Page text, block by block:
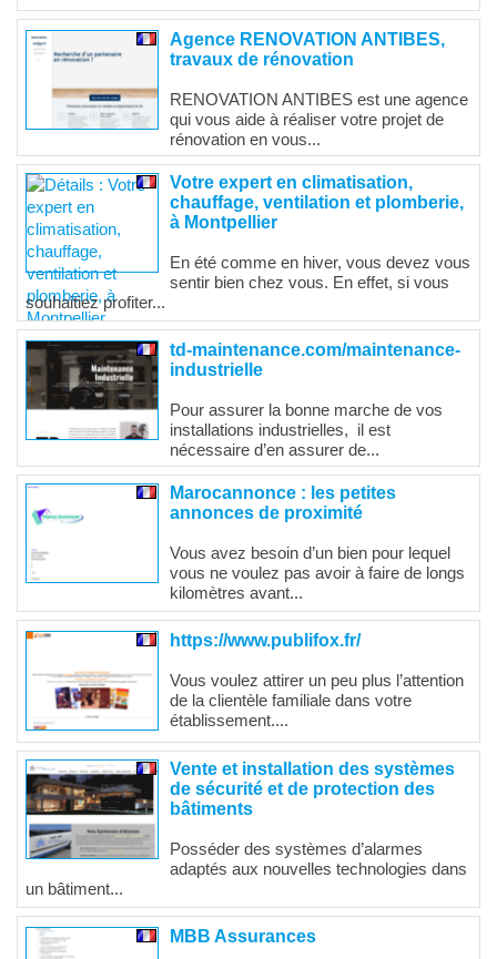
Agence RENOVATION ANTIBES,
travaux de rénovation
RENOVATION ANTIBES est une agence
qui vous aide à réaliser votre projet de
rénovation en vous...
Votre expert en climatisation,
chauffage, ventilation et plomberie,
à Montpellier
En été comme en hiver, vous devez vous
sentir bien chez vous. En effet, si vous
souhaitiez profiter...
td-maintenance.com/maintenance-
industrielle
Pour assurer la bonne marche de vos
installations industrielles, il est
nécessaire d’en assurer de...
Marocannonce : les petites
annonces de proximité
Vous avez besoin d’un bien pour lequel
vous ne voulez pas avoir à faire de longs
kilomètres avant...
https://www.publifox.fr/
Vous voulez attirer un peu plus l’attention
de la clientèle familiale dans votre
établissement....
Vente et installation des systèmes
de sécurité et de protection des
bâtiments
Posséder des systèmes d’alarmes
adaptés aux nouvelles technologies dans
un bâtiment...
MBB Assurances